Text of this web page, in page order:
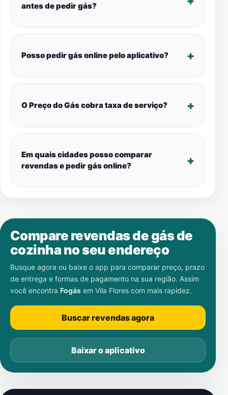
antes de pedir gás?
Posso pedir gás online pelo aplicativo?
O Preço do Gás cobra taxa de serviço?
Em quais cidades posso comparar
revendas e pedir gás online?
Compare revendas de gás de
cozinha no seu endereço
Busque agora ou baixe o app para comparar preço, prazo
de entrega e formas de pagamento na sua região. Assim
você encontra Fogás em Vila Flores com mais rapidez.
Buscar revendas agora
Baixar o aplicativo